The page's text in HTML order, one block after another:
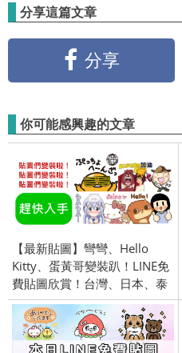
分享這篇文章
分享
你可能感興趣的文章
【最新貼圖】彎彎、Hello
Kitty、蛋黃哥變裝趴！LINE免
費貼圖欣賞！台灣、日本、泰
國全區限定／openVPN跨區／
2015/8/13